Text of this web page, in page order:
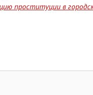
проституции в